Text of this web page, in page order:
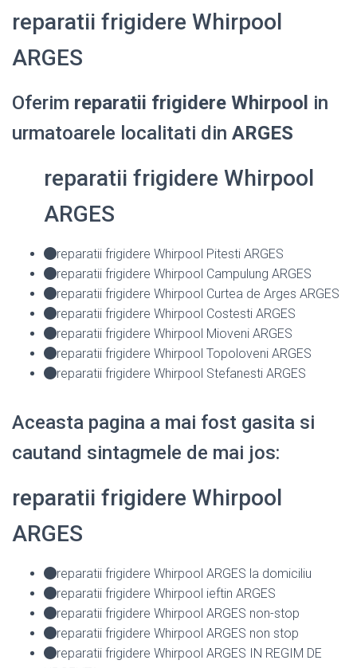
reparatii frigidere Whirpool
ARGES
Oferim reparatii frigidere Whirpool in
urmatoarele localitati din ARGES
reparatii frigidere Whirpool
ARGES
reparatii frigidere Whirpool Pitesti ARGES
reparatii frigidere Whirpool Campulung ARGES
reparatii frigidere Whirpool Curtea de Arges ARGES
reparatii frigidere Whirpool Costesti ARGES
reparatii frigidere Whirpool Mioveni ARGES
reparatii frigidere Whirpool Topoloveni ARGES
reparatii frigidere Whirpool Stefanesti ARGES
Aceasta pagina a mai fost gasita si
cautand sintagmele de mai jos:
reparatii frigidere Whirpool
ARGES
reparatii frigidere Whirpool ARGES la domiciliu
reparatii frigidere Whirpool ieftin ARGES
reparatii frigidere Whirpool ARGES non-stop
reparatii frigidere Whirpool ARGES non stop
reparatii frigidere Whirpool ARGES IN REGIM DE